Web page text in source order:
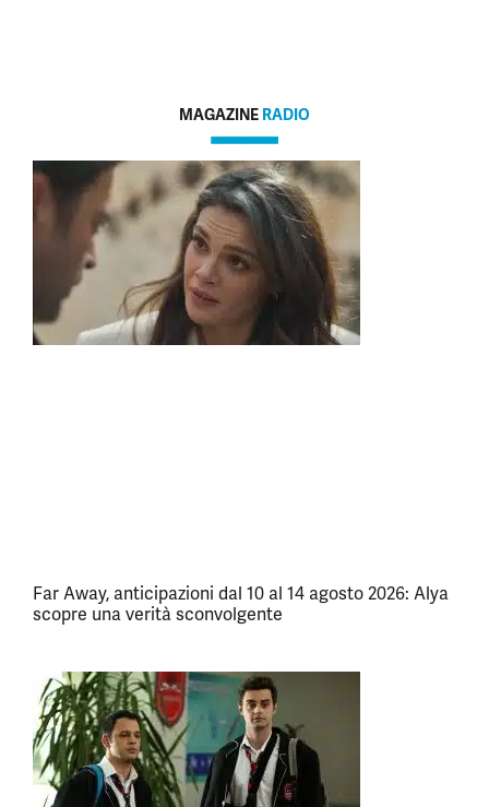
MAGAZINE RADIO
Far Away, anticipazioni dal 10 al 14 agosto 2026: Alya
scopre una verità sconvolgente